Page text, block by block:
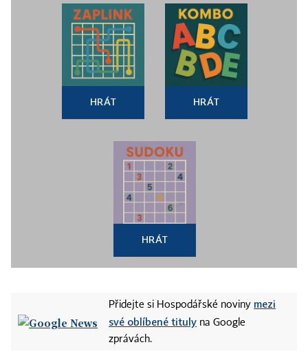
HRÁT HRÁT
HRÁT
Přidejte si Hospodářské noviny mezi
své oblíbené tituly na Google
zprávách.